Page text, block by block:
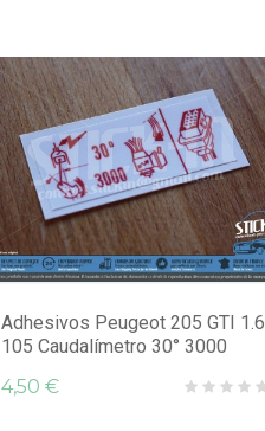
Adhesivos Peugeot 205 GTI 1.6
105 Caudalímetro 30° 3000
4,50 €